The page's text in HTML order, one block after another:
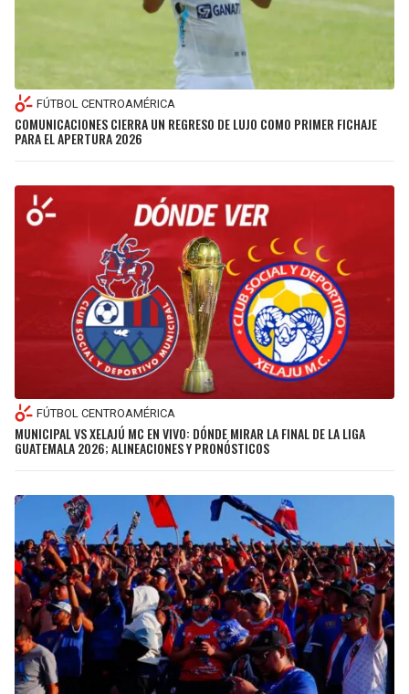
FÚTBOL CENTROAMÉRICA
COMUNICACIONES CIERRA UN REGRESO DE LUJO COMO PRIMER FICHAJE
PARA EL APERTURA 2026
FÚTBOL CENTROAMÉRICA
MUNICIPAL VS XELAJÚ MC EN VIVO: DÓNDE MIRAR LA FINAL DE LA LIGA
GUATEMALA 2026; ALINEACIONES Y PRONÓSTICOS